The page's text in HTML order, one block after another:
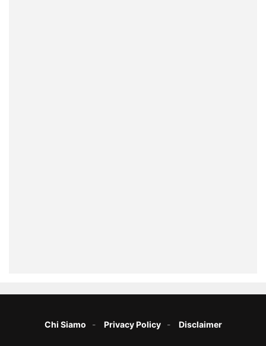
Chi Siamo Privacy Policy Disclaimer